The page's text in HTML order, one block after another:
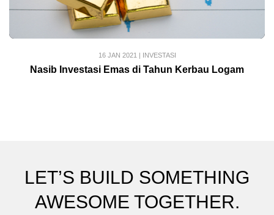
16 JAN 2021 | INVESTASI
Nasib Investasi Emas di Tahun Kerbau Logam
LET’S BUILD SOMETHING
AWESOME TOGETHER.